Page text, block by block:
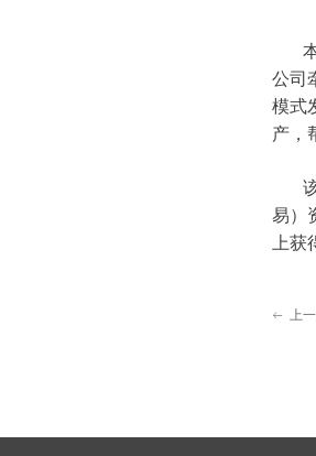
公司
模式
产，
易）
上
ꂃ 上一